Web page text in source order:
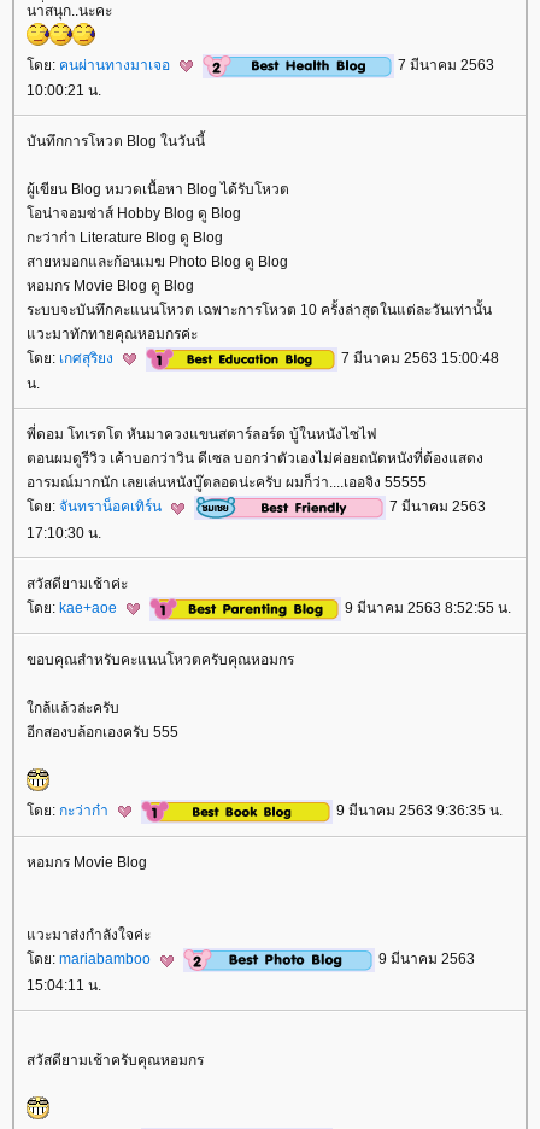
นา่สนุก..นะคะ
ดย: คนผ่านทางมาเจอ
7 มีนาคม 2563
10:00:21 น.
บันทึกการโหวต Blog ในวันนี้
ผู้เขียน Blog หมวดเนื้อหา Blog ได้รับโหวต
อน่าจอมซ่าส์ Hobby Blog ดู Blog
กะว่าก๋า Literature Blog ดู Blog
สายหมอกและก้อนเมฆ Photo Blog ดู Blog
หอมกร Movie Blog ดู Blog
ระบบจะบันทึกคะแนนโหวต เฉพาะการโหวต 10 ครั้งล่าสุดในแต่ละวันเท่านั้น
วะมาทักทายคุณหอมกรค่ะ
ดย: เกศสุริยง
7 มีนาคม 2563 15:00:48
น.
พี่ดอม โทเรตโต หันมาควงแขนสตาร์ลอร์ด บู้ในหนังไซไฟ
ตอนผมดูรีวิว เค้าบอกว่าวิน ดีเซล บอกว่าตัวเองไม่ค่อยถนัดหนังที่ต้องแสดง
อารมณ์มากนัก เลยเล่นหนังบู๊ตลอดน่ะครับ ผมก็ว่า....เออจิง 55555
ดย: จันทราน็อคเทิร์น
7 มีนาคม 2563
17:10:30 น.
สวัสดียามเช้าค่ะ
ดย: kae+aoe 9 มีนาคม 2563 8:52:55 น.
ขอบคุณสำหรับคะแนนโหวตครับคุณหอมกร
กล้แล้วล่ะครับ
อีกสองบล้อกเองครับ 555
ดย: กะว่าก๋า 9 มีนาคม 2563 9:36:35 น.
หอมกร Movie Blog
วะมาส่งกำลังใจค่ะ
ดย: mariabamboo
9 มีนาคม 2563
15:04:11 น.
สวัสดียามเช้าครับคุณหอมกร